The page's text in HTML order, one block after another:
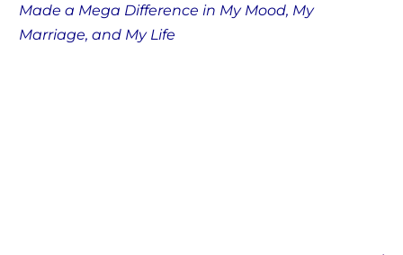
Made a Mega Difference in My Mood, My
Marriage, and My Life